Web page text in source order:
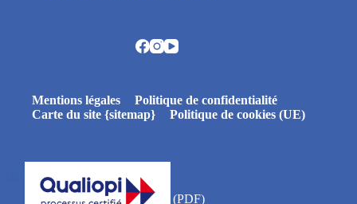
Mentions légales
Politique de confidentialité
Carte du site {sitemap}
Politique de cookies (UE)